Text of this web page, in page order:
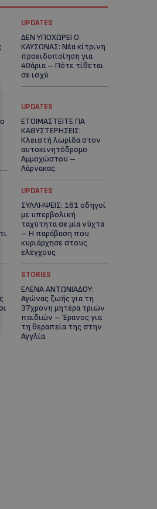
UPDATES
ΔΕΝ ΥΠΟΧΩΡΕΙ Ο
ΚΑΥΣΩΝΑΣ: Νέα κίτρινη
προειδοποίηση για
40άρια – Πότε τίθεται
σε ισχύ
UPDATES
ΕΤΟΙΜΑΣΤΕΙΤΕ ΓΙΑ
ΚΑΘΥΣΤΕΡΗΣΕΙΣ:
Κλειστή λωρίδα στον
αυτοκινητόδρομο
Αμμοχώστου –
Λάρνακας
UPDATES
ΣΥΛΛΗΨΕΙΣ: 161 οδηγοί
με υπερβολική
ταχύτητα σε μία νύχτα
– Η παράβαση που
κυριάρχησε στους
ελέγχους
STORIES
ΕΛΕΝΑ ΑΝΤΩΝΙΑΔΟΥ:
Αγώνας ζωής για τη
37χρονη μητέρα τριών
παιδιών – Έρανος για
τη θεραπεία της στην
Αγγλία